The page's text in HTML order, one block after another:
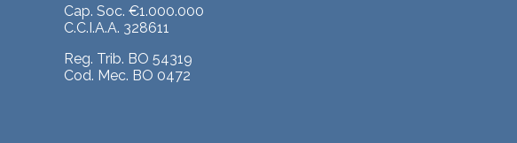
Cap. Soc. €1.000.000
C.C.I.A.A. 328611
Reg. Trib. BO 54319
Cod. Mec. BO 0472